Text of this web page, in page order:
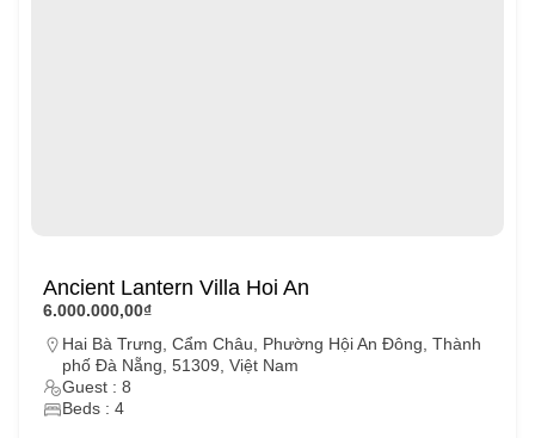
Ancient Lantern Villa Hoi An
6.000.000,00₫
Hai Bà Trưng, Cẩm Châu, Phường Hội An Đông, Thành
phố Đà Nẵng, 51309, Việt Nam
Guest : 8
Beds : 4